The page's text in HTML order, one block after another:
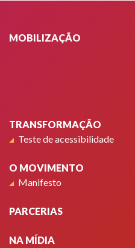
MOBILIZAÇÃO
TRANSFORMAÇÃO
Teste de acessibilidade
O MOVIMENTO
Manifesto
PARCERIAS
NA MÍDIA